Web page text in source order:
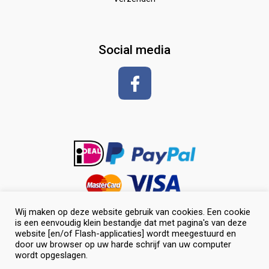
hoeven
vlechten en toiletteren
Zadeldekken & toebehoren
Shirt met korte mouwen
Social media
Wij maken op deze website gebruik van cookies. Een cookie
is een eenvoudig klein bestandje dat met pagina's van deze
website [en/of Flash-applicaties] wordt meegestuurd en
door uw browser op uw harde schrijf van uw computer
wordt opgeslagen.